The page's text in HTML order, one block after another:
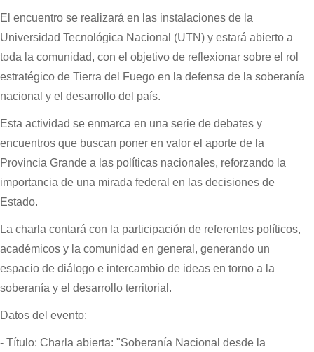
El encuentro se realizará en las instalaciones de la
Universidad Tecnológica Nacional (UTN) y estará abierto a
toda la comunidad, con el objetivo de reflexionar sobre el rol
estratégico de Tierra del Fuego en la defensa de la soberanía
nacional y el desarrollo del país.
Esta actividad se enmarca en una serie de debates y
encuentros que buscan poner en valor el aporte de la
Provincia Grande a las políticas nacionales, reforzando la
importancia de una mirada federal en las decisiones de
Estado.
La charla contará con la participación de referentes políticos,
académicos y la comunidad en general, generando un
espacio de diálogo e intercambio de ideas en torno a la
soberanía y el desarrollo territorial.
Datos del evento:
- Título: Charla abierta: "Soberanía Nacional desde la